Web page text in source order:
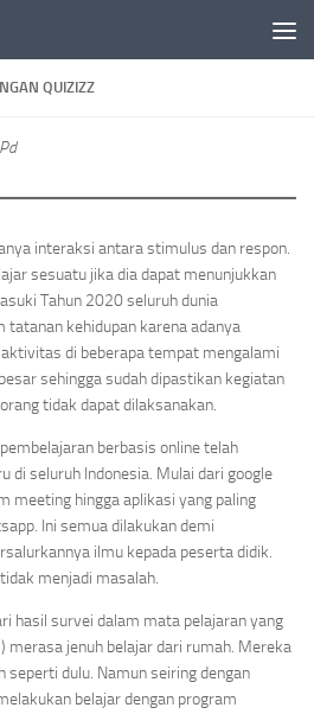
QUIZIZZ
interaksi antara stimulus dan respon.
sesuatu jika dia dapat menunjukkan
Tahun 2020 seluruh dunia
tatanan kehidupan karena adanya
di beberapa tempat mengalami
sehingga sudah dipastikan kegiatan
tidak dapat dilaksanakan.
pembelajaran berbasis online telah
di seluruh Indonesia. Mulai dari google
meeting hingga aplikasi yang paling
Ini semua dilakukan demi
ilmu kepada peserta didik.
menjadi masalah.
hasil survei dalam mata pelajaran yang
merasa jenuh belajar dari rumah. Mereka
seperti dulu. Namun seiring dengan
belajar dengan program